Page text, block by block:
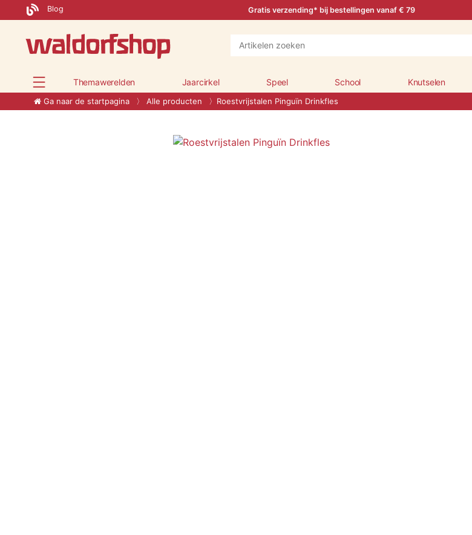
Blog Gratis verzending* bij bestellingen vanaf € 79
Themawerelden Jaarcirkel Speel School Knutselen
Ga naar de startpagina Alle producten Roestvrijstalen Pinguïn Drinkfles